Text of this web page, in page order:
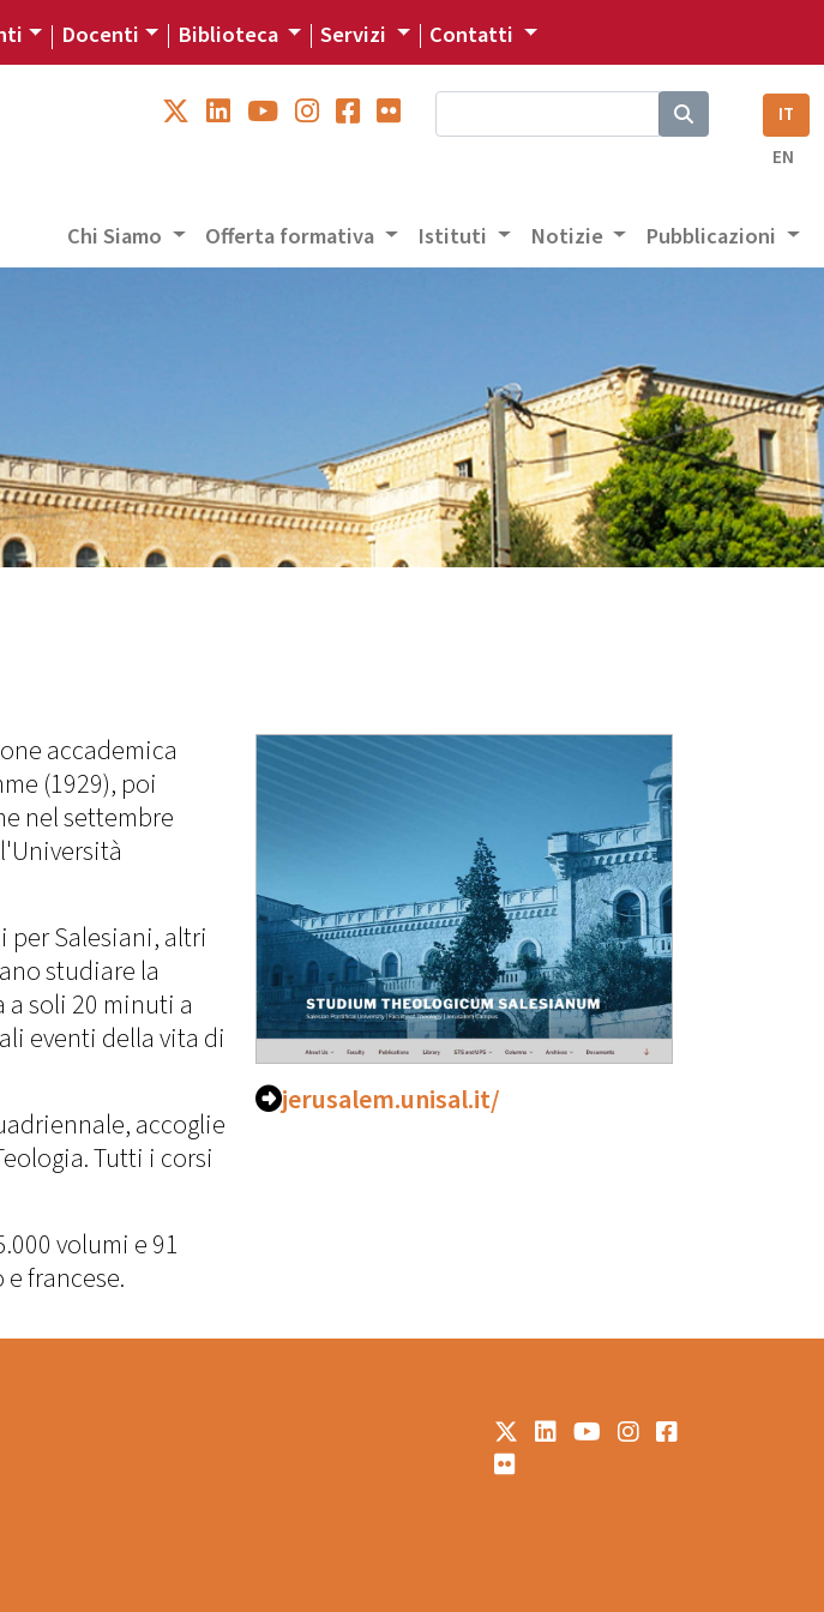
Docenti Biblioteca Servizi Contatti
IT
EN
Chi Siamo Offerta formativa Istituti Notizie Pubblicazioni
accademica
(1929), poi
nel settembre
per Salesiani, altri
studiare la
soli 20 minuti a
eventi della vita di
accoglie
Tutti i corsi
volumi e 91
francese.
jerusalem.unisal.it/